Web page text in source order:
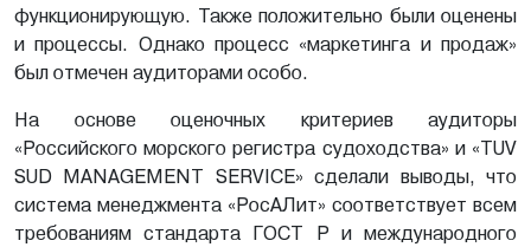
функционирующую. Также положительно были оценены
и процессы. Однако процесс «маркетинга и продаж»
был отмечен аудиторами особо.
На основе оценочных критериев аудиторы
«Российского морского регистра судоходства» и «TUV
SUD MANAGEMENT SERVICE» сделали выводы, что
система менеджмента «РосАЛит» соответствует всем
требованиям стандарта ГОСТ Р и международного